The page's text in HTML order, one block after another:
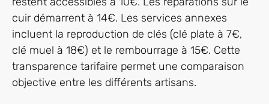
cuir démarrent à 14€. Les services annexes
incluent la reproduction de clés (clé plate à 7€,
clé muel à 18€) et le rembourrage à 15€. Cette
transparence tarifaire permet une comparaison
objective entre les différents artisans.